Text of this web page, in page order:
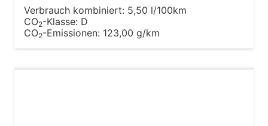
Verbrauch kombiniert: 5,50 l/100km
CO2-Klasse: D
CO2-Emissionen: 123,00 g/km